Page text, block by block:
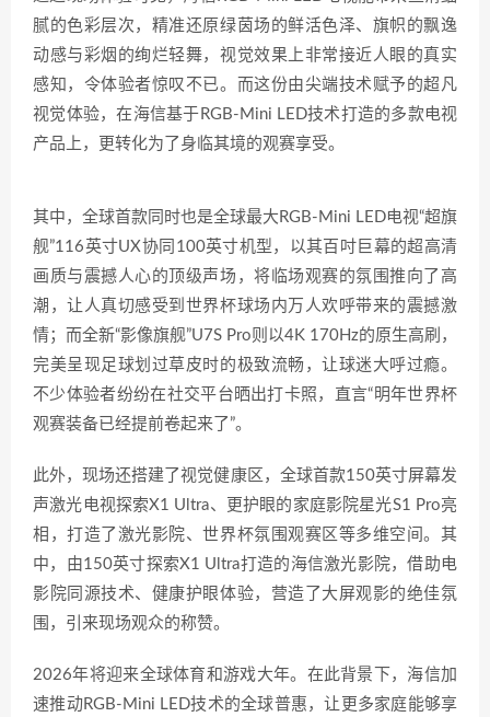
腻的色彩层次，精准还原绿茵场的鲜活色泽、旗帜的飘逸
动感与彩烟的绚烂轻舞，视觉效果上非常接近人眼的真实
感知，令体验者惊叹不已。而这份由尖端技术赋予的超凡
视觉体验，在海信基于RGB-Mini LED技术打造的多款电视
产品上，更转化为了身临其境的观赛享受。
其中，全球首款同时也是全球最大RGB-Mini LED电视“超旗
舰”116英寸UX协同100英寸机型，以其百吋巨幕的超高清
画质与震撼人心的顶级声场，将临场观赛的氛围推向了高
潮，让人真切感受到世界杯球场内万人欢呼带来的震撼激
情；而全新“影像旗舰”U7S Pro则以4K 170Hz的原生高刷，
完美呈现足球划过草皮时的极致流畅，让球迷大呼过瘾。
不少体验者纷纷在社交平台晒出打卡照，直言“明年世界杯
观赛装备已经提前卷起来了”。
此外，现场还搭建了视觉健康区，全球首款150英寸屏幕发
声激光电视探索X1 Ultra、更护眼的家庭影院星光S1 Pro亮
相，打造了激光影院、世界杯氛围观赛区等多维空间。其
中，由150英寸探索X1 Ultra打造的海信激光影院，借助电
影院同源技术、健康护眼体验，营造了大屏观影的绝佳氛
围，引来现场观众的称赞。
2026年将迎来全球体育和游戏大年。在此背景下，海信加
速推动RGB-Mini LED技术的全球普惠，让更多家庭能够享